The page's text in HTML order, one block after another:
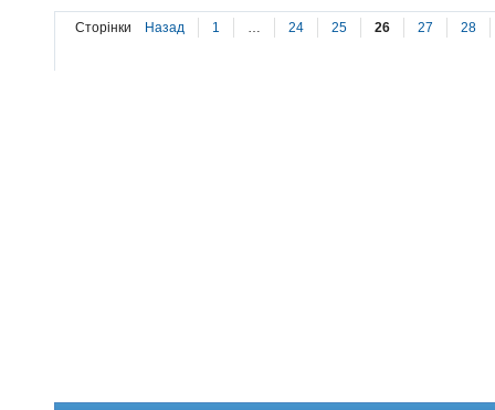
Сторінки Назад 1 24 25 26 27 28